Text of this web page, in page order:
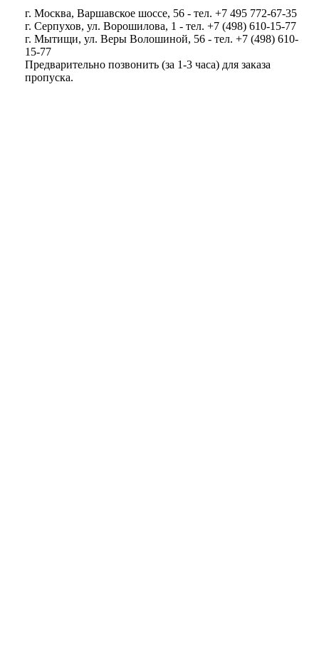
г. Москва, Варшавское шоссе, 56 - тел. +7 495 772-67-35
г. Серпухов, ул. Ворошилова, 1 - тел. +7 (498) 610-15-77
г. Мытищи, ул. Веры Волошиной, 56 - тел. +7 (498) 610-
15-77
Предварительно позвонить (за 1-3 часа) для заказа
пропуска.